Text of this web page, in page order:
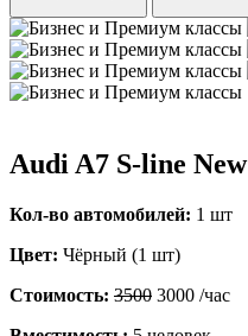
Audi A7 S-line New
Кол-во автомобилей: 1 шт
Цвет: Чёрный (1 шт)
Стоимость: 3500 3000 /час